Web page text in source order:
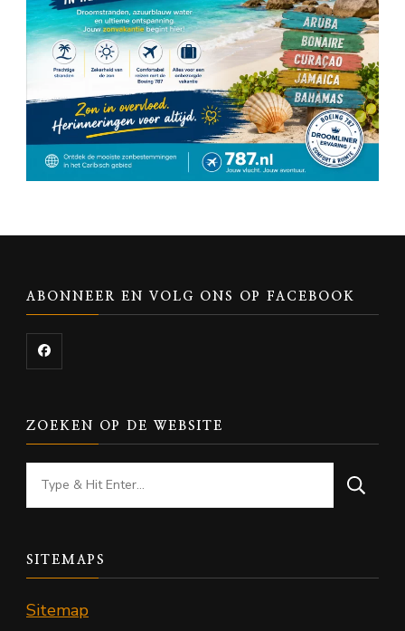
ABONNEER EN VOLG ONS OP FACEBOOK
ZOEKEN OP DE WEBSITE
Looking
for
SITEMAPS
Sitemap